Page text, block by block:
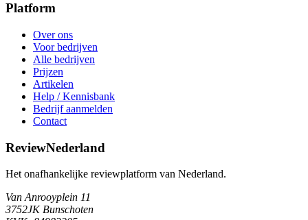
Platform
Over ons
Voor bedrijven
Alle bedrijven
Prijzen
Artikelen
Help / Kennisbank
Bedrijf aanmelden
Contact
ReviewNederland
Het onafhankelijke reviewplatform van Nederland.
Van Anrooyplein 11
3752JK Bunschoten